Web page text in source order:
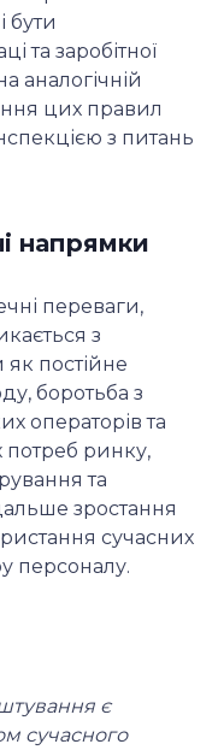
бути
та заробітної
аналогічній
цих правил
з питань
напрямки
переваги,
з
постійне
боротьба з
операторів та
потреб ринку,
та
зростання
сучасних
персоналу.
є
сучасного